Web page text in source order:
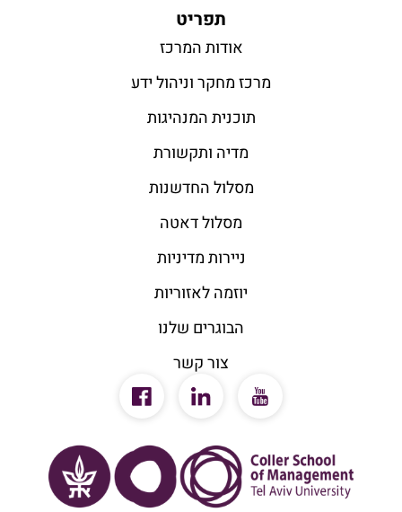
תפריט
אודות המרכז
מרכז מחקר וניהול ידע
תוכנית המנהיגות
מדיה ותקשורת
מסלול החדשנות
מסלול דאטה
ניירות מדיניות
יוזמה לאזוריות
הבוגרים שלנו
צור קשר